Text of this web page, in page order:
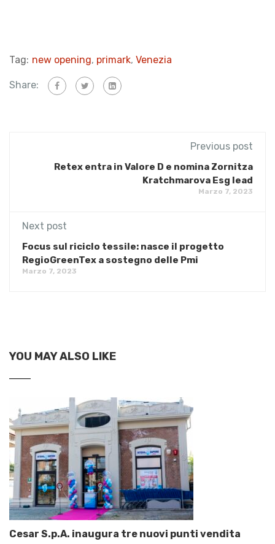
Tag: new opening, primark, Venezia
Share:
Previous post
Retex entra in Valore D e nomina Zornitza
Kratchmarova Esg lead
Marzo 7, 2023
Next post
Focus sul riciclo tessile: nasce il progetto
RegioGreenTex a sostegno delle Pmi
Marzo 7, 2023
YOU MAY ALSO LIKE
Cesar S.p.A. inaugura tre nuovi punti vendita